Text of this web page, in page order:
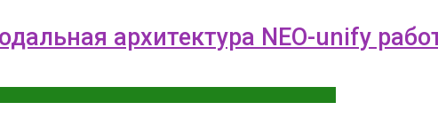
архитектура NEO-unify